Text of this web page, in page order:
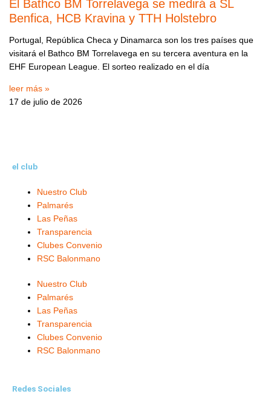
El Bathco BM Torrelavega se medirá a SL
Benfica, HCB Kravina y TTH Holstebro
Portugal, República Checa y Dinamarca son los tres países que
visitará el Bathco BM Torrelavega en su tercera aventura en la
EHF European League. El sorteo realizado en el día
leer más »
17 de julio de 2026
el club
Nuestro Club
Palmarés
Las Peñas
Transparencia
Clubes Convenio
RSC Balonmano
Nuestro Club
Palmarés
Las Peñas
Transparencia
Clubes Convenio
RSC Balonmano
Redes Sociales